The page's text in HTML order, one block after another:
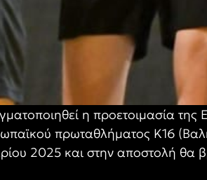
η προετοιμασία
πρωταθλήματος Κ16
2025 και στην αποστολή θα